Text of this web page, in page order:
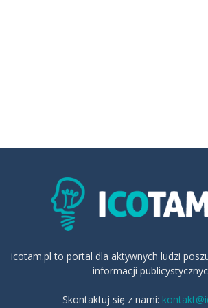
icotam.pl to portal dla aktywnych ludzi
informacji
Skontaktuj się z nami: